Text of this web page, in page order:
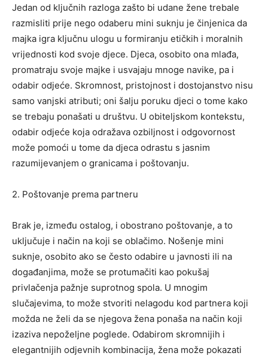
Jedan od ključnih razloga zašto bi udane žene trebale
razmisliti prije nego odaberu mini suknju je činjenica da
majka igra ključnu ulogu u formiranju etičkih i moralnih
vrijednosti kod svoje djece. Djeca, osobito ona mlađa,
promatraju svoje majke i usvajaju mnoge navike, pa i
odabir odjeće. Skromnost, pristojnost i dostojanstvo nisu
samo vanjski atributi; oni šalju poruku djeci o tome kako
se trebaju ponašati u društvu. U obiteljskom kontekstu,
odabir odjeće koja odražava ozbiljnost i odgovornost
može pomoći u tome da djeca odrastu s jasnim
razumijevanjem o granicama i poštovanju.
2. Poštovanje prema partneru
Brak je, između ostalog, i obostrano poštovanje, a to
uključuje i način na koji se oblačimo. Nošenje mini
suknje, osobito ako se često odabire u javnosti ili na
događanjima, može se protumačiti kao pokušaj
privlačenja pažnje suprotnog spola. U mnogim
slučajevima, to može stvoriti nelagodu kod partnera koji
možda ne želi da se njegova žena ponaša na način koji
izaziva nepoželjne poglede. Odabirom skromnijih i
elegantnijih odjevnih kombinacija, žena može pokazati